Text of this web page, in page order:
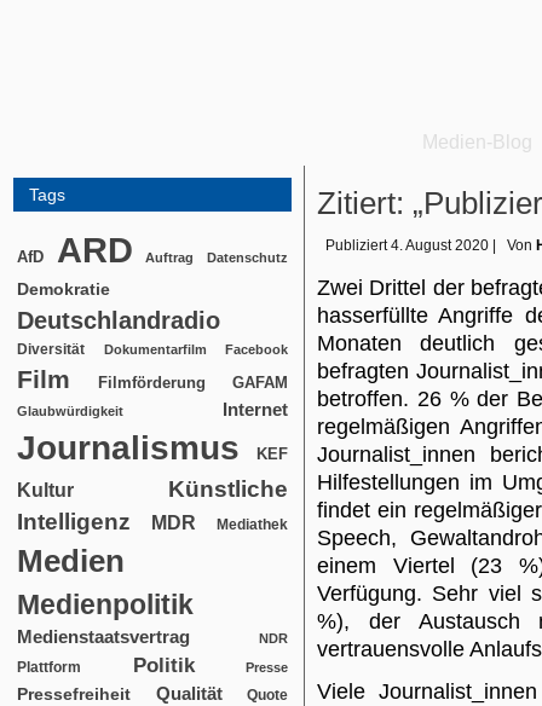
Medien-Blog
Tags
AfD ARD Auftrag Datenschutz
Demokratie
Deutschlandradio
Diversität Dokumentarfilm Facebook
Film Filmförderung GAFAM
Glaubwürdigkeit Internet
Journalismus KEF
Kultur
Künstliche
Intelligenz
MDR Mediathek
Medien
Medienpolitik
Medienstaatsvertrag NDR
Plattform Politik Presse
Pressefreiheit Qualität Quote
Zitiert:
Publiziert 4. August 2020 Von
Zwei Drittel der
hasserfüllte Angriffe
Monaten deutlich
befragten
betroffen. 26 % der
regelmäßigen
Journalist_innen
Hilfestellungen im
findet ein
Speech,
einem Viertel (23
Verfügung. Sehr viel
%), der Austausch
vertrauensvolle
Viele